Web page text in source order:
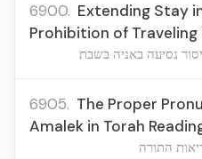
6900. Extending Stay
Prohibition of
נסיעה באניה בשבת
6905. The Proper
Amalek in Torah
התורה